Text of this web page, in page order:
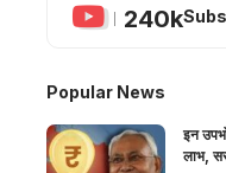
240k
Popular News
इन
लाभ,